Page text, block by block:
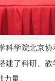
院北京协
了科研、
力量。